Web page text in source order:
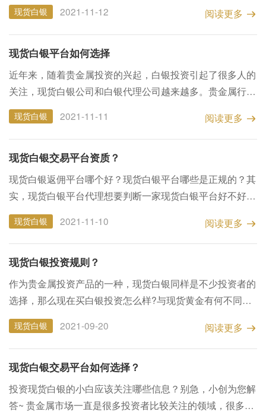
择加盟的平台的时候，除了关注平台返佣快慢的问题，还应
该关...
现货白银 2021-11-12 阅读更多
现货白银平台如何选择
近年来，随着贵金属投资的兴起，白银投资引起了很多人的
关注，现货白银公司和白银代理公司越来越多。贵金属行业
的发展离不开默默奉献的贵金属代理人，贵金属代理人起着
承上启下的作用，是代理平台与个人投资者之间举足轻重的
关...
现货白银 2021-11-11 阅读更多
现货白银交易平台资质？
现货白银返佣平台哪个好？现货白银平台哪些是正规的？其
实，现货白银平台代理想要判断一家现货白银平台好不好，
可以从以下几点入手： 1、经营的资格一般来讲正规的公司
都是可以为交易所里面的会员去授权代理，而且投资者也可
以...
现货白银 2021-11-10 阅读更多
现货白银投资规则？
作为贵金属投资产品的一种，现货白银同样是不少投资者的
选择，那么现在买白银投资怎么样?与现货黄金有何不同呢?
其实现货白银与现货黄金投资的方式大体一致，不过两者价
格的反映以及受影响因素会有些区别，所以在进行现货白
银...
现货白银 2021-09-20 阅读更多
现货白银交易平台如何选择？
投资现货白银的小白应该关注哪些信息？别急，小创为您解
答~ 贵金属市场一直是很多投资者比较关注的领域，很多贵